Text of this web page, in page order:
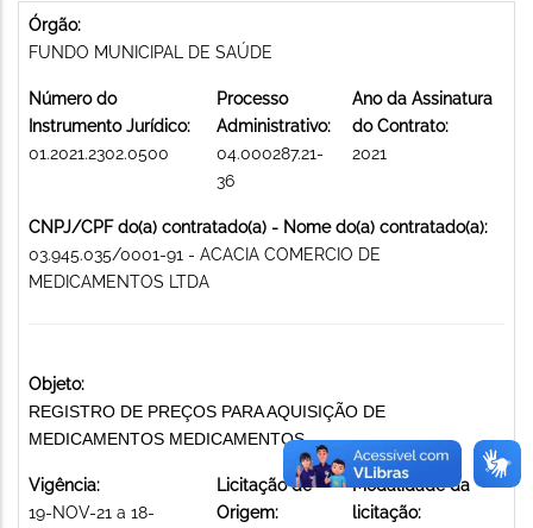
Órgão:
FUNDO MUNICIPAL DE SAÚDE
Número do
Instrumento Jurídico:
01.2021.2302.0500
Processo
Administrativo:
04.000287.21-
36
Ano da Assinatura
do Contrato:
2021
CNPJ/CPF do(a) contratado(a) - Nome do(a) contratado(a):
03.945.035/0001-91 - ACACIA COMERCIO DE
MEDICAMENTOS LTDA
Objeto:
REGISTRO DE PREÇOS PARA AQUISIÇÃO DE
MEDICAMENTOS MEDICAMENTOS
Vigência:
19-NOV-21 a 18-
Licitação de
Origem:
Modalidade da
licitação: